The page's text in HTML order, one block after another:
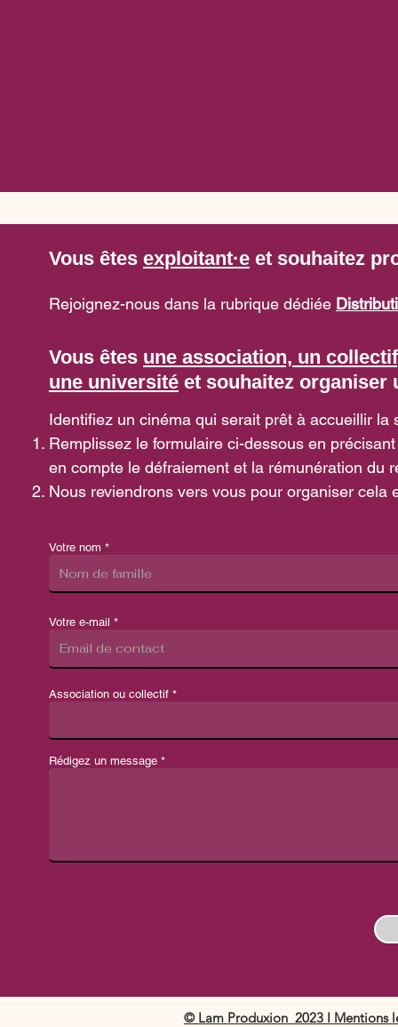
Vous êtes exploitant·e et souhaitez
Rejoignez-nous dans la rubrique dédiée
Vous êtes une association, un
une université et souhaitez organiser
Identifiez un cinéma qui serait prêt à accueillir
Remplissez le formulaire ci-dessous en
en compte le défraiement et la rémunération du
Nous reviendrons vers vous pour organiser cela
Votre nom
Votre e-mail
Association ou collectif
Rédigez un message
© Lam Produxion 2023 I Mentions